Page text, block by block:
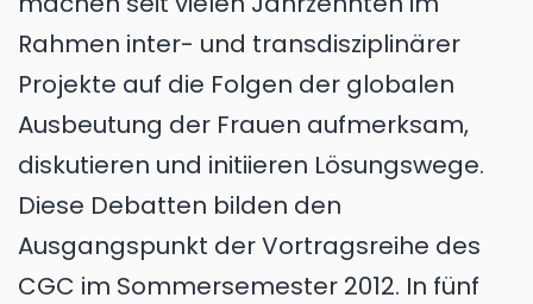
Rahmen inter- und transdisziplinärer
Projekte auf die Folgen der globalen
Ausbeutung der Frauen aufmerksam,
diskutieren und initiieren Lösungswege.
Diese Debatten bilden den
Ausgangspunkt der Vortragsreihe des
CGC im Sommersemester 2012. In fünf